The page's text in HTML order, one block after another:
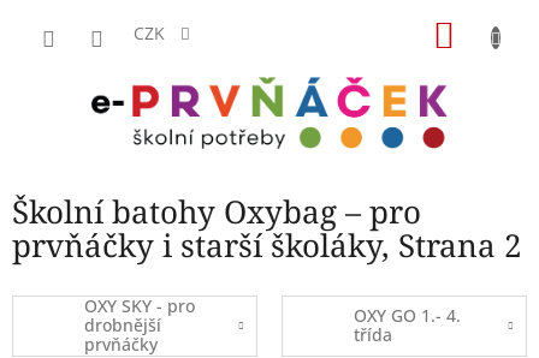
CZK
Školní batohy Oxybag – pro
prvňáčky i starší školáky, Strana 2
OXY SKY - pro
drobnější
prvňáčky
OXY GO 1.- 4.
třída